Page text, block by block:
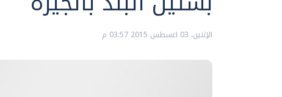
الإثنين، 03 اغسطس 2015 03:57 م